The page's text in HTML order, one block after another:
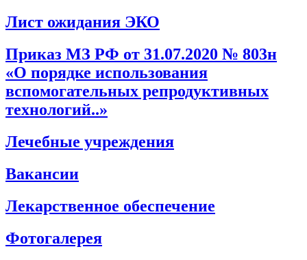
Лист ожидания ЭКО
Приказ МЗ РФ от 31.07.2020 № 803н
«О порядке использования
вспомогательных репродуктивных
технологий..»
Лечебные учреждения
Вакансии
Лекарственное обеспечение
Фотогалерея